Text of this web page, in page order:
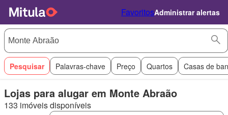
FavoritosAdministrar alertas
Pesquisar Palavras-chave Preço Quartos Casas de
Lojas para alugar em Monte Abraão
133 imóveis disponíveis